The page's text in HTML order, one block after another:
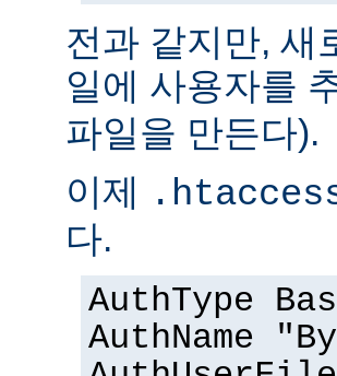
전과 같지만, 새
일에 사용자를
파일을 만든다).
이제
다.
AuthType
AuthName